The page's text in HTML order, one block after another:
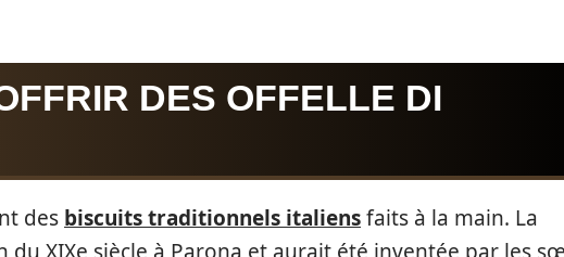
DES OFFELLE DI
des biscuits traditionnels italiensfaits à la main. La
du XIXe siècle à Parona et aurait été inventée par les